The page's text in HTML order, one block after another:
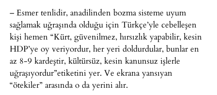
– Esmer tenlidir, anadilinden bozma sisteme uyum
sağlamak uğraşında olduğu için Türkçe’yle cebelleşen
kişi hemen “Kürt, güvenilmez, hırsızlık yapabilir, kesin
HDP’ye oy veriyordur, her yeri doldurdular, bunlar en
az 8-9 kardeştir, kültürsüz, kesin kanunsuz işlerle
uğraşıyordur”etiketini yer. Ve ekrana yansıyan
“ötekiler” arasında o da yerini alır.